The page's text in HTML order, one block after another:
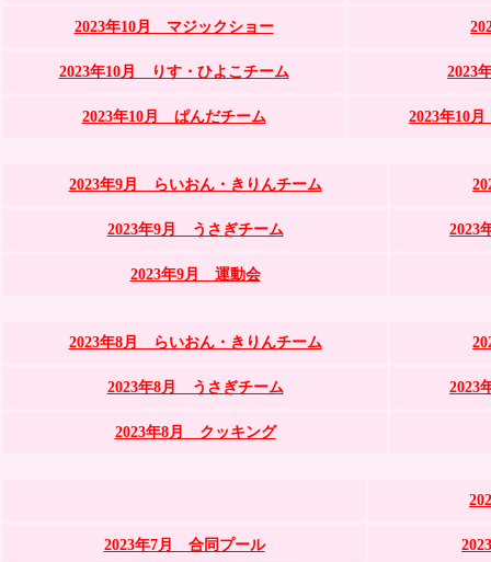
2023年10月 マジックショー
2023年10月 りす・ひよこチーム 2023
2023年10月 ぱんだチーム 2023年10
2023年9月 らいおん・きりんチーム
2023年9月 うさぎチーム 2023
2023年9月 運動会
2023年8月 らいおん・きりんチーム
2023年8月 うさぎチーム 2023
2023年8月 クッキング
2023年7月 合同プール